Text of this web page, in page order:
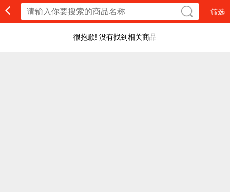
筛选
很抱歉! 没有找到相关商品